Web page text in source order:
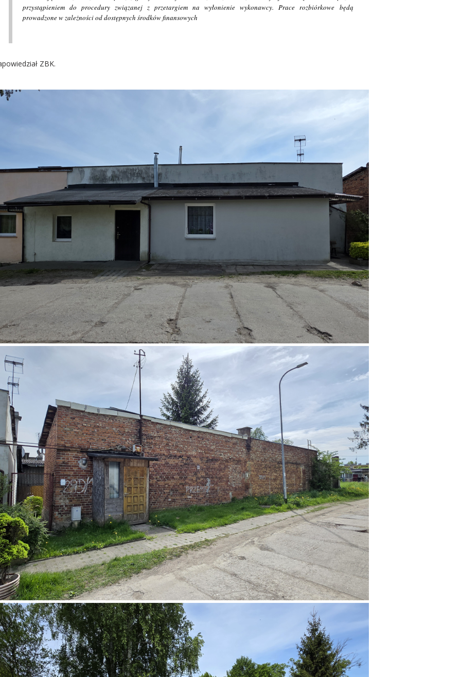
przystąpieniem do procedury związanej z przetargiem na wyłonienie wykonawcy. Prace rozbiórkowe będą
prowadzone w zależności od dostępnych środków finansowych
ZBK.